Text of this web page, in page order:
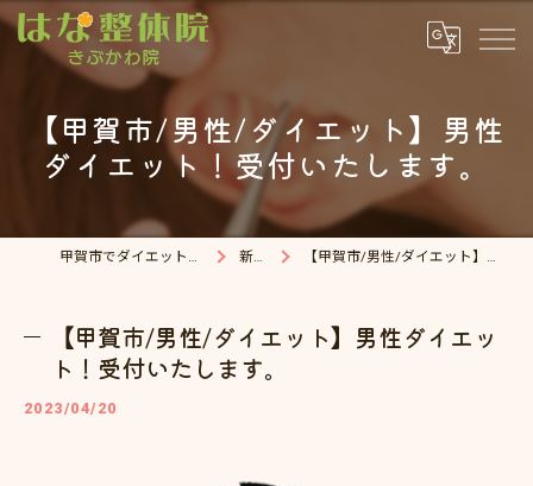
【甲賀市/男性/ダイエット】男性
ダイエット！受付いたします。
甲賀市でダイエット・整体院ならはな整体院 新着情報 【甲賀市/男性/ダイエット】男性ダイエット！受付いたします。
【甲賀市/男性/ダイエット】男性ダイエッ
ト！受付いたします。
2023/04/20